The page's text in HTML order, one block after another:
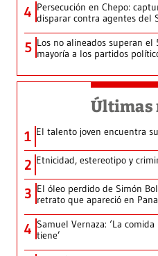
4 Persecución en Chepo:
disparar contra agentes del
5 Los no alineados superan
mayoría a los partidos
Últimas
1 El talento joven encuentra
2 Etnicidad, estereotipo y
3 El óleo perdido de Simón
retrato que apareció en
4 Samuel Vernaza: ‘La
tiene’